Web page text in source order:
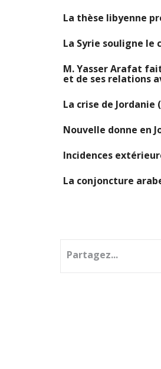
La thèse libyenne
La Syrie souligne
M. Yasser Arafat
et de ses relations
La crise de
Nouvelle donne en
Incidences
La conjoncture
Partagez...